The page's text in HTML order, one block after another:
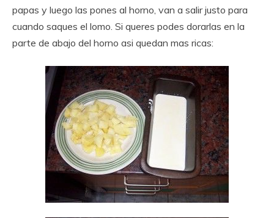
papas y luego las pones al horno, van a salir justo para
cuando saques el lomo. Si queres podes dorarlas en la
parte de abajo del horno asi quedan mas ricas: